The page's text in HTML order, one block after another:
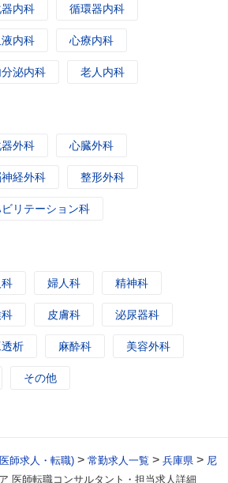
内科 循環器内科
液内科 心療内科
泌内科 老人内科
外科 心臓外科
経外科 整形外科
ビリテーション科
婦人科 精神科
皮膚科 泌尿器科
透析 麻酔科 美容外科
その他
師求人・転職) > 常勤求人一覧 > 兵庫県 > 尼
医師転職コンサルタント・担当求人詳細